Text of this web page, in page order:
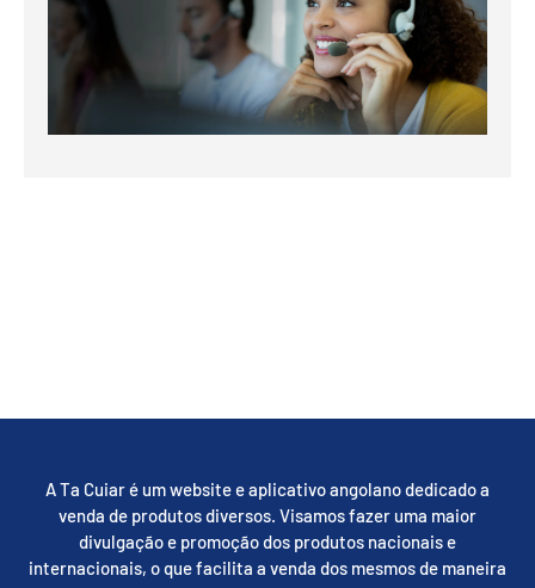
A Ta Cuiar é um website e aplicativo angolano dedicado a
venda de produtos diversos. Visamos fazer uma maior
divulgação e promoção dos produtos nacionais e
internacionais, o que facilita a venda dos mesmos de maneira